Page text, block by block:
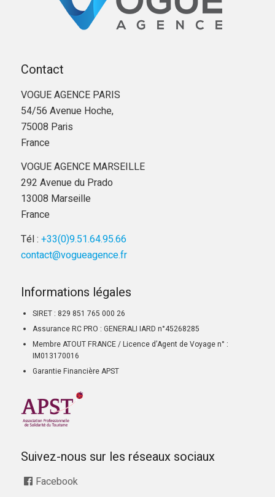
Contact
VOGUE AGENCE PARIS
54/56 Avenue Hoche,
75008 Paris
France
VOGUE AGENCE MARSEILLE
292 Avenue du Prado
13008 Marseille
France
Tél : +33(0)9.51.64.95.66
contact@vogueagence.fr
Informations légales
SIRET : 829 851 765 000 26
Assurance RC PRO : GENERALI IARD n°45268285
Membre ATOUT FRANCE / Licence d’Agent de Voyage n° :
IM013170016
Garantie Financière APST
Suivez-nous sur les réseaux sociaux
Facebook